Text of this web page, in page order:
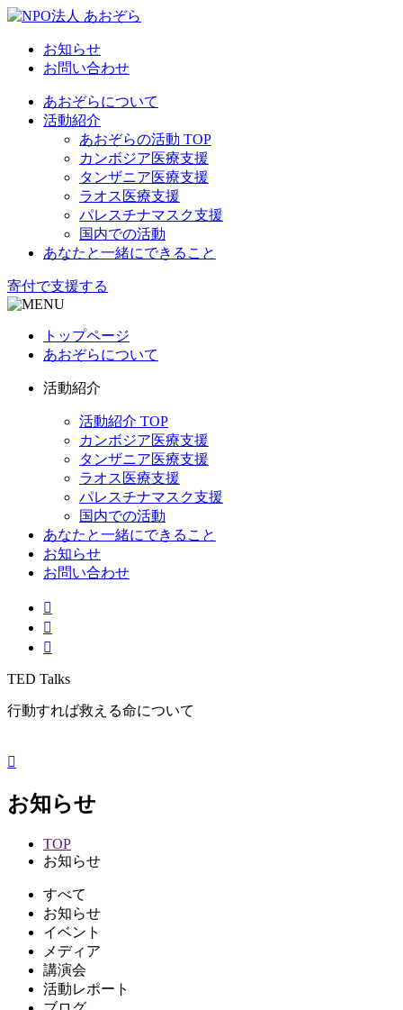
お知らせ
お問い合わせ
あおぞらについて
活動紹介
あおぞらの活動 TOP
カンボジア医療支援
タンザニア医療支援
ラオス医療支援
パレスチナマスク支援
国内での活動
あなたと一緒にできること
寄付で支援する
トップページ
あおぞらについて
活動紹介
活動紹介 TOP
カンボジア医療支援
タンザニア医療支援
ラオス医療支援
パレスチナマスク支援
国内での活動
あなたと一緒にできること
お知らせ
お問い合わせ
TED Talks
行動すれば救える命について
お知らせ
TOP
お知らせ
すべて
お知らせ
イベント
メディア
講演会
活動レポート